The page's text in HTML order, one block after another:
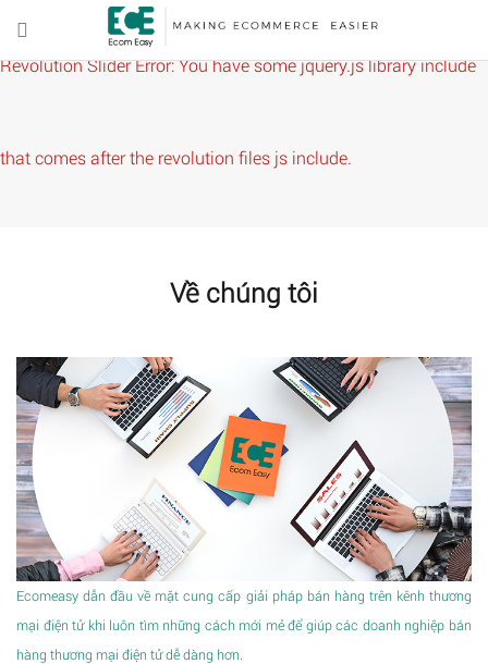
Revolution Slider Error: You have some jquery.js library include
that comes after the revolution files js include.
To fix it you can:
1. In the Slider Settings -> Troubleshooting set option:Put JS
Về chúng tôi
Ecomeasy dẫn đầu về mặt cung cấp giải pháp bán hàng trên kênh thương
mại điện tử khi luôn tìm những cách mới mẻ để giúp các doanh nghiệp bán
hàng thương mại điện tử dễ dàng hơn.